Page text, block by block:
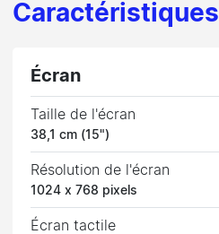
Caractéristiques
Écran
Taille de l'écran
38,1 cm (15")
Résolution de l'écran
1024 x 768 pixels
Écran tactile